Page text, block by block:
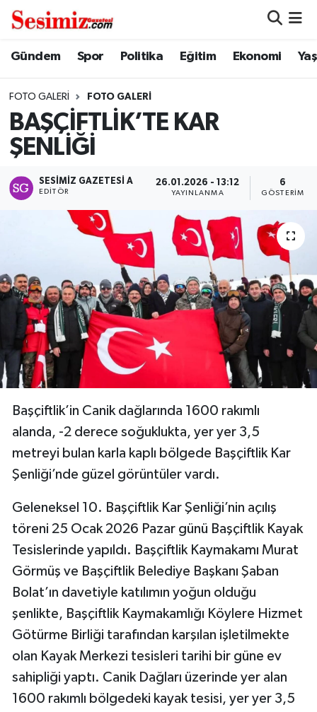
Gündem Spor Politika Eğitim Ekonomi
FOTO GALERI FOTO GALERI
BAŞÇİFTLİK’TE KAR
ŞENLİĞİ
SESIMIZ GAZETESI A
EDITÖR
26.01.2026 - 13:12
YAYINLANMA
6
GÖSTERIM
Başçiftlik’in Canik dağlarında 1600 rakımlı
alanda, -2 derece soğuklukta, yer yer 3,5
metreyi bulan karla kaplı bölgede Başçiftlik Kar
Şenliği’nde güzel görüntüler vardı.
Geleneksel 10. Başçiftlik Kar Şenliği’nin açılış
töreni 25 Ocak 2026 Pazar günü Başçiftlik Kayak
Tesislerinde yapıldı. Başçiftlik Kaymakamı Murat
Görmüş ve Başçiftlik Belediye Başkanı Şaban
Bolat’ın davetiyle katılımın yoğun olduğu
şenlikte, Başçiftlik Kaymakamlığı Köylere Hizmet
Götürme Birliği tarafından karşılan işletilmekte
olan Kayak Merkezi tesisleri tarihi bir güne ev
sahipliği yaptı. Canik Dağları üzerinde yer alan
1600 rakımlı bölgedeki kayak tesisi, yer yer 3,5
Dünya
Eğitim
Ekonomi
Gündem
Magazin
Sağlık
Spor
Teknoloji
Tokat Haberleri
Yaşam
Nöbetçi Eczaneler
Hava Durumu
Namaz Vakitleri
Süper Lig Puan Durumu ve Fikstür
Tüm Manşetler
Son Dakika Haberleri
Haber Arşivi